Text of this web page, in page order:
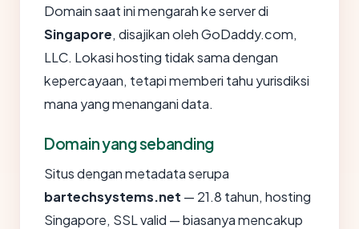
Domain saat ini mengarah ke server di
Singapore, disajikan oleh GoDaddy.com,
LLC. Lokasi hosting tidak sama dengan
kepercayaan, tetapi memberi tahu yurisdiksi
mana yang menangani data.
Domain yang sebanding
Situs dengan metadata serupa
bartechsystems.net — 21.8 tahun, hosting
Singapore, SSL valid — biasanya mencakup